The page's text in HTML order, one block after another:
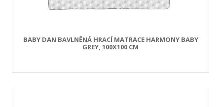
BABY DAN BAVLNĚNÁ HRACÍ MATRACE HARMONY BABY
GREY, 100X100 CM